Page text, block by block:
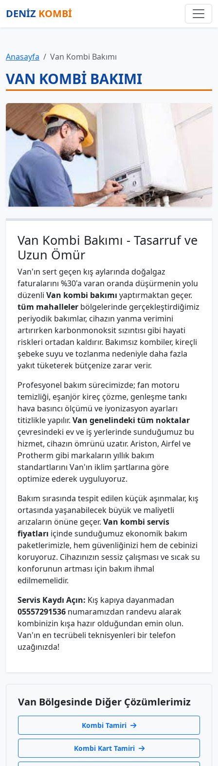
DENİZ KOMBİ
Anasayfa Van Kombi Bakımı
VAN KOMBI BAKIMI
Van Kombi Bakımı - Tasarruf ve
Uzun Ömür
Van'ın sert geçen kış aylarında doğalgaz
faturalarını %30'a varan oranda düşürmenin yolu
düzenli Van kombi bakımı yaptırmaktan geçer.
tüm mahalleler bölgelerinde gerçekleştirdiğimiz
periyodik bakımlar, cihazın yanma verimini
artırırken karbonmonoksit sızıntısı gibi hayati
riskleri ortadan kaldırır. Bakımsız kombiler, kireçli
şebeke suyu ve tozlanma nedeniyle daha fazla
yakıt tüketerek bütçenize zarar verir.
Profesyonel bakım sürecimizde; fan motoru
temizliği, eşanjör kireç çözme, genleşme tankı
hava basıncı ölçümü ve iyonizasyon ayarları
titizlikle yapılır. Van genelindeki tüm noktalar
çevresindeki ev ve iş yerlerinde sunduğumuz bu
hizmet, cihazın ömrünü uzatır. Ariston, Airfel ve
Protherm gibi markaların yıllık bakım
standartlarını Van'ın iklim şartlarına göre
optimize ederek uyguluyoruz.
Bakım sırasında tespit edilen küçük aşınmalar, kış
ortasında yaşanabilecek büyük ve maliyetli
arızaların önüne geçer. Van kombi servis
fiyatları içinde sunduğumuz ekonomik bakım
paketlerimizle, hem güvenliğinizi hem de cebinizi
koruyoruz. Cihazınızın sessiz çalışması ve sıcak su
konforunun artması için bakım ihmal
edilmemelidir.
Servis Kaydı Açın: Kış kapıya dayanmadan
05557291536 numaramızdan randevu alarak
kombinizin kışa hazır olduğundan emin olun.
Van'ın en tecrübeli teknisyenleri bir telefon
uzağınızda!
Van Bölgesinde Diğer Çözümlerimiz
Kombi Tamiri
Kombi Kart Tamiri